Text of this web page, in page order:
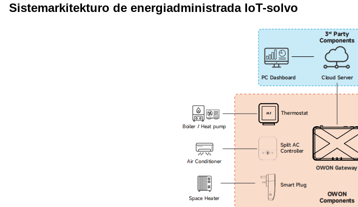
Sistemarkitekturo de energiadministrada IoT-solvo